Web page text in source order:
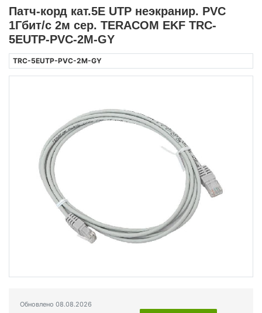
Патч-корд кат.5E UTP неэкранир. PVC
1Гбит/с 2м сер. TERACOM EKF TRC-
5EUTP-PVC-2M-GY
TRC-5EUTP-PVC-2M-GY
Обновлено 08.08.2026